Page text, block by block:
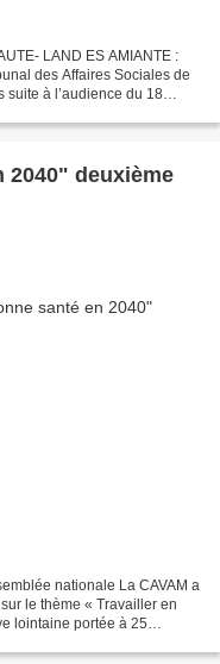
LAND ES AMIANTE :
des Affaires Sociales de
suite à l’audience du 18
nationale La CAVAM a
le thème « Travailler en
lointaine portée à 25